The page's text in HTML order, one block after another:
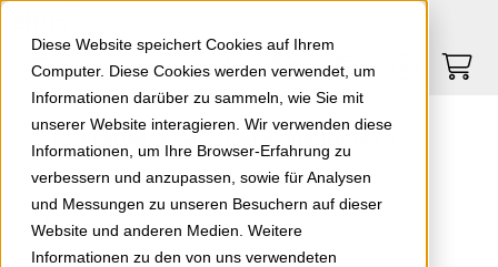
Diese Website speichert Cookies auf Ihrem
Computer. Diese Cookies werden verwendet, um
Informationen darüber zu sammeln, wie Sie mit
unserer Website interagieren. Wir verwenden diese
Informationen, um Ihre Browser-Erfahrung zu
verbessern und anzupassen, sowie für Analysen
und Messungen zu unseren Besuchern auf dieser
Website und anderen Medien. Weitere
Informationen zu den von uns verwendeten
Springe zu Hauptinhalt Springe zum Footer
0
zurück zur Übersicht